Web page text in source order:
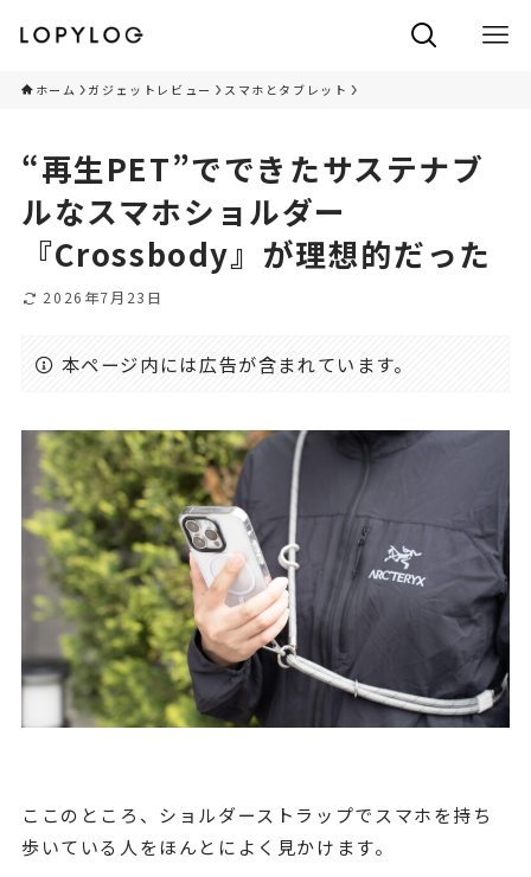
ホーム ガジェットレビュー スマホとタブレット
“再生PET”でできたサステナブ
ルなスマホショルダー
『Crossbody』が理想的だった
2026年7月23日
本ページ内には広告が含まれています。
ここのところ、ショルダーストラップでスマホを持ち
歩いている人をほんとによく見かけます。